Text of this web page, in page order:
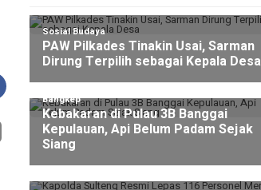
Sosial Budaya
PAW Pilkades Tinakin Usai, Sarman
Dirung Terpilih sebagai Kepala Desa
Bangkep
Kebakaran di Pulau 3B Banggai
Kepulauan, Api Belum Padam Sejak
Siang